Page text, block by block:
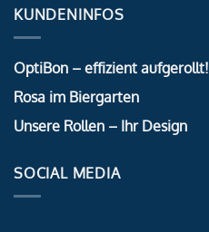
KUNDENINFOS
OptiBon – effizient aufgerollt!
Rosa im Biergarten
Unsere Rollen – Ihr Design
SOCIAL MEDIA